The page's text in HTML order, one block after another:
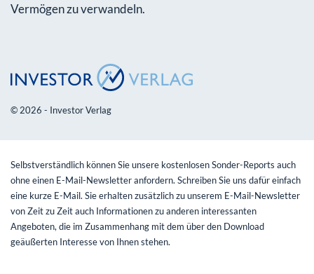
Vermögen zu verwandeln.
© 2026 - Investor Verlag
Selbstverständlich können Sie unsere kostenlosen Sonder-Reports auch
ohne einen E-Mail-Newsletter anfordern. Schreiben Sie uns dafür einfach
eine kurze E-Mail. Sie erhalten zusätzlich zu unserem E-Mail-Newsletter
von Zeit zu Zeit auch Informationen zu anderen interessanten
Angeboten, die im Zusammenhang mit dem über den Download
geäußerten Interesse von Ihnen stehen.